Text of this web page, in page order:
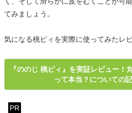
てみましょう。
気になる桃ピィを実際に使ってみたレ
『ののじ 桃ピィ』を実証レビュー！
って本当？についての
PR